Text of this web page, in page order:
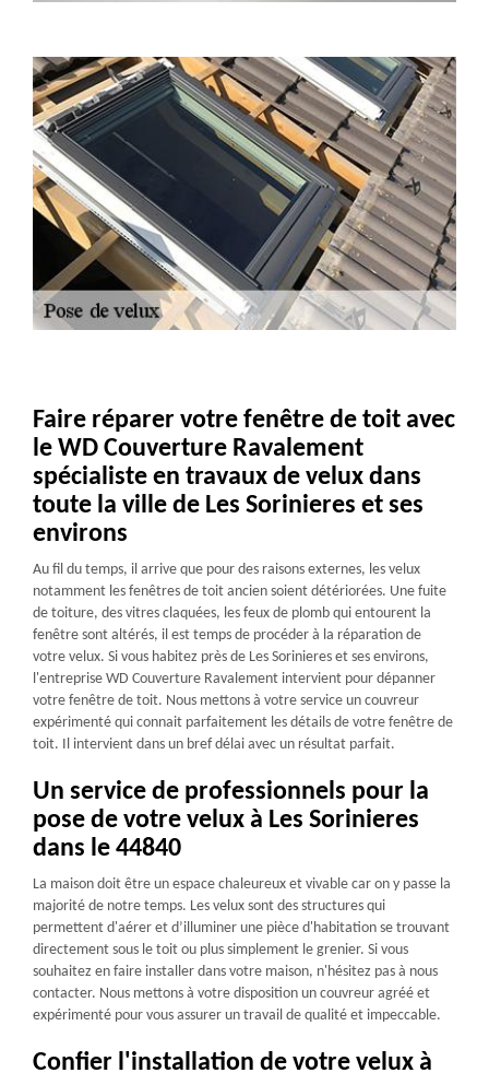
Faire réparer votre fenêtre de toit avec
le WD Couverture Ravalement
spécialiste en travaux de velux dans
toute la ville de Les Sorinieres et ses
environs
Au fil du temps, il arrive que pour des raisons externes, les velux
notamment les fenêtres de toit ancien soient détériorées. Une fuite
de toiture, des vitres claquées, les feux de plomb qui entourent la
fenêtre sont altérés, il est temps de procéder à la réparation de
votre velux. Si vous habitez près de Les Sorinieres et ses environs,
l'entreprise WD Couverture Ravalement intervient pour dépanner
votre fenêtre de toit. Nous mettons à votre service un couvreur
expérimenté qui connait parfaitement les détails de votre fenêtre de
toit. Il intervient dans un bref délai avec un résultat parfait.
Un service de professionnels pour la
pose de votre velux à Les Sorinieres
dans le 44840
La maison doit être un espace chaleureux et vivable car on y passe la
majorité de notre temps. Les velux sont des structures qui
permettent d'aérer et d’illuminer une pièce d'habitation se trouvant
directement sous le toit ou plus simplement le grenier. Si vous
souhaitez en faire installer dans votre maison, n'hésitez pas à nous
contacter. Nous mettons à votre disposition un couvreur agréé et
expérimenté pour vous assurer un travail de qualité et impeccable.
Confier l'installation de votre velux à